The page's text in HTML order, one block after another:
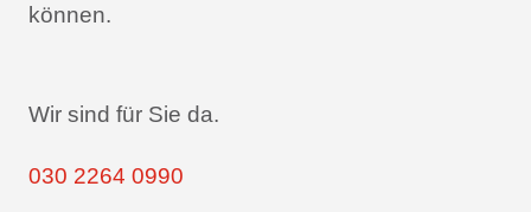
können.
Wir sind für Sie da.
030 2264 0990